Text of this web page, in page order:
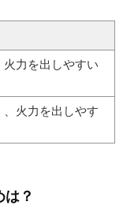
力を出しやすい
火力を出しやす
？